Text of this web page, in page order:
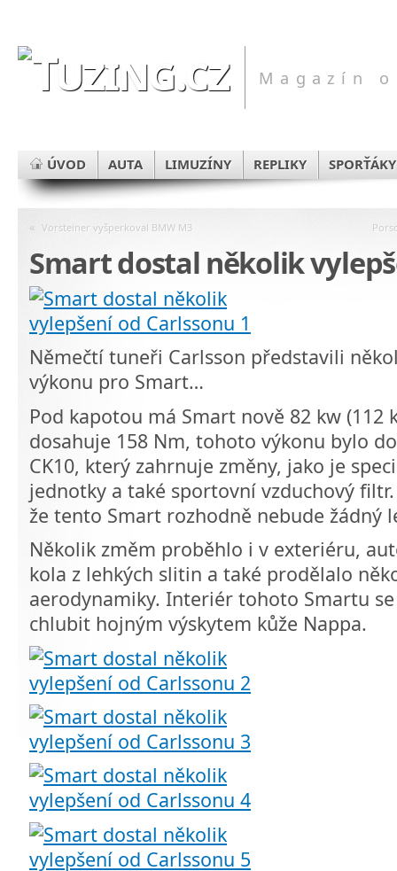
Magazín
ÚVOD AUTA LIMUZÍNY REPLIKY SPORŤÁKY
« Vorsteiner vyšperkoval BMW M3
Smart dostal několik
Němečtí tuneři Carlsson představili
výkonu pro Smart…
Pod kapotou má Smart nově 82 kw
dosahuje 158 Nm, tohoto výkonu bylo
CK10, který zahrnuje změny, jako je
jednotky a také sportovní vzduchový
že tento Smart rozhodně nebude žádný
Několik změm proběhlo i v exteriéru,
kola z lehkých slitin a také prodělalo
aerodynamiky. Interiér tohoto Smartu
chlubit hojným výskytem kůže Nappa.